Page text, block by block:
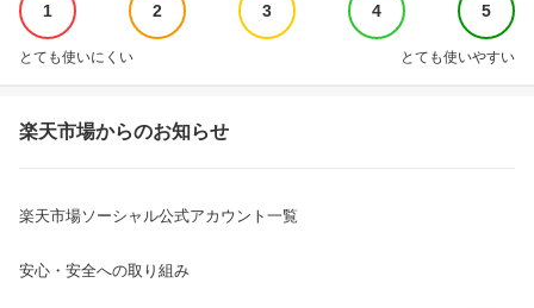
1 2 3 4 5
とても使いにくい とても使いやすい
楽天市場からのお知らせ
楽天市場ソーシャル公式アカウント一覧
安心・安全への取り組み